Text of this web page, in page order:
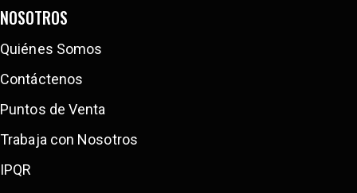
NOSOTROS
Quiénes Somos
Contáctenos
Puntos de Venta
Trabaja con Nosotros
IPQR